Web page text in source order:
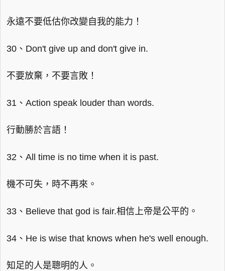
永遠不要低估你改變自我的能力！
30、Don't give up and don't give in.
不要放棄，不要言敗！
31、Action speak louder than words.
行動勝於言語！
32、All time is no time when it is past.
機不可失，時不再來。
33、Believe that god is fair.相信上帝是公平的。
34、He is wise that knows when he's well enough.
知足的人是聰明的人。